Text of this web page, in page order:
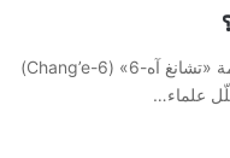
إقرأ المزيد وتشير مجلة PNAS إلى أن مهمة «تشانغ آه-6» (Chang’e-6)
علماء…